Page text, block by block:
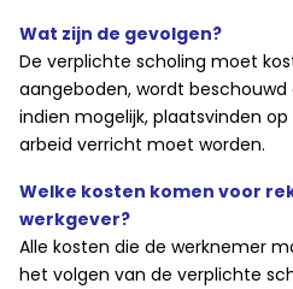
Wat zijn de gevolgen?
De verplichte scholing moet
aangeboden, wordt
indien mogelijk, plaatsvinden
arbeid verricht moet worden.
Welke kosten komen voor
werkgever?
Alle kosten die de werknemer
het volgen van de verplichte